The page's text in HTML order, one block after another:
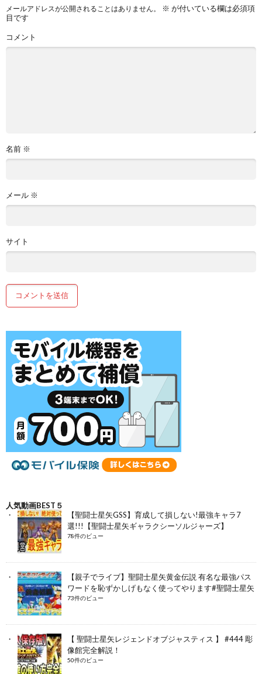
メールアドレスが公開されることはありません。 ※ が付いている欄は必須項
目です
コメント
名前 ※
メール ※
サイト
人気動画BEST５
【聖闘士星矢GSS】育成して損しない!最強キャラ7
選!!!【聖闘士星矢ギャラクシーソルジャーズ】
78件のビュー
【親子でライブ】聖闘士星矢黄金伝説 有名な最強パス
ワードを恥ずかしげもなく使ってやります#聖闘士星矢
73件のビュー
【 聖闘士星矢レジェンドオブジャスティス 】 #444 彫
像館完全解説！
50件のビュー